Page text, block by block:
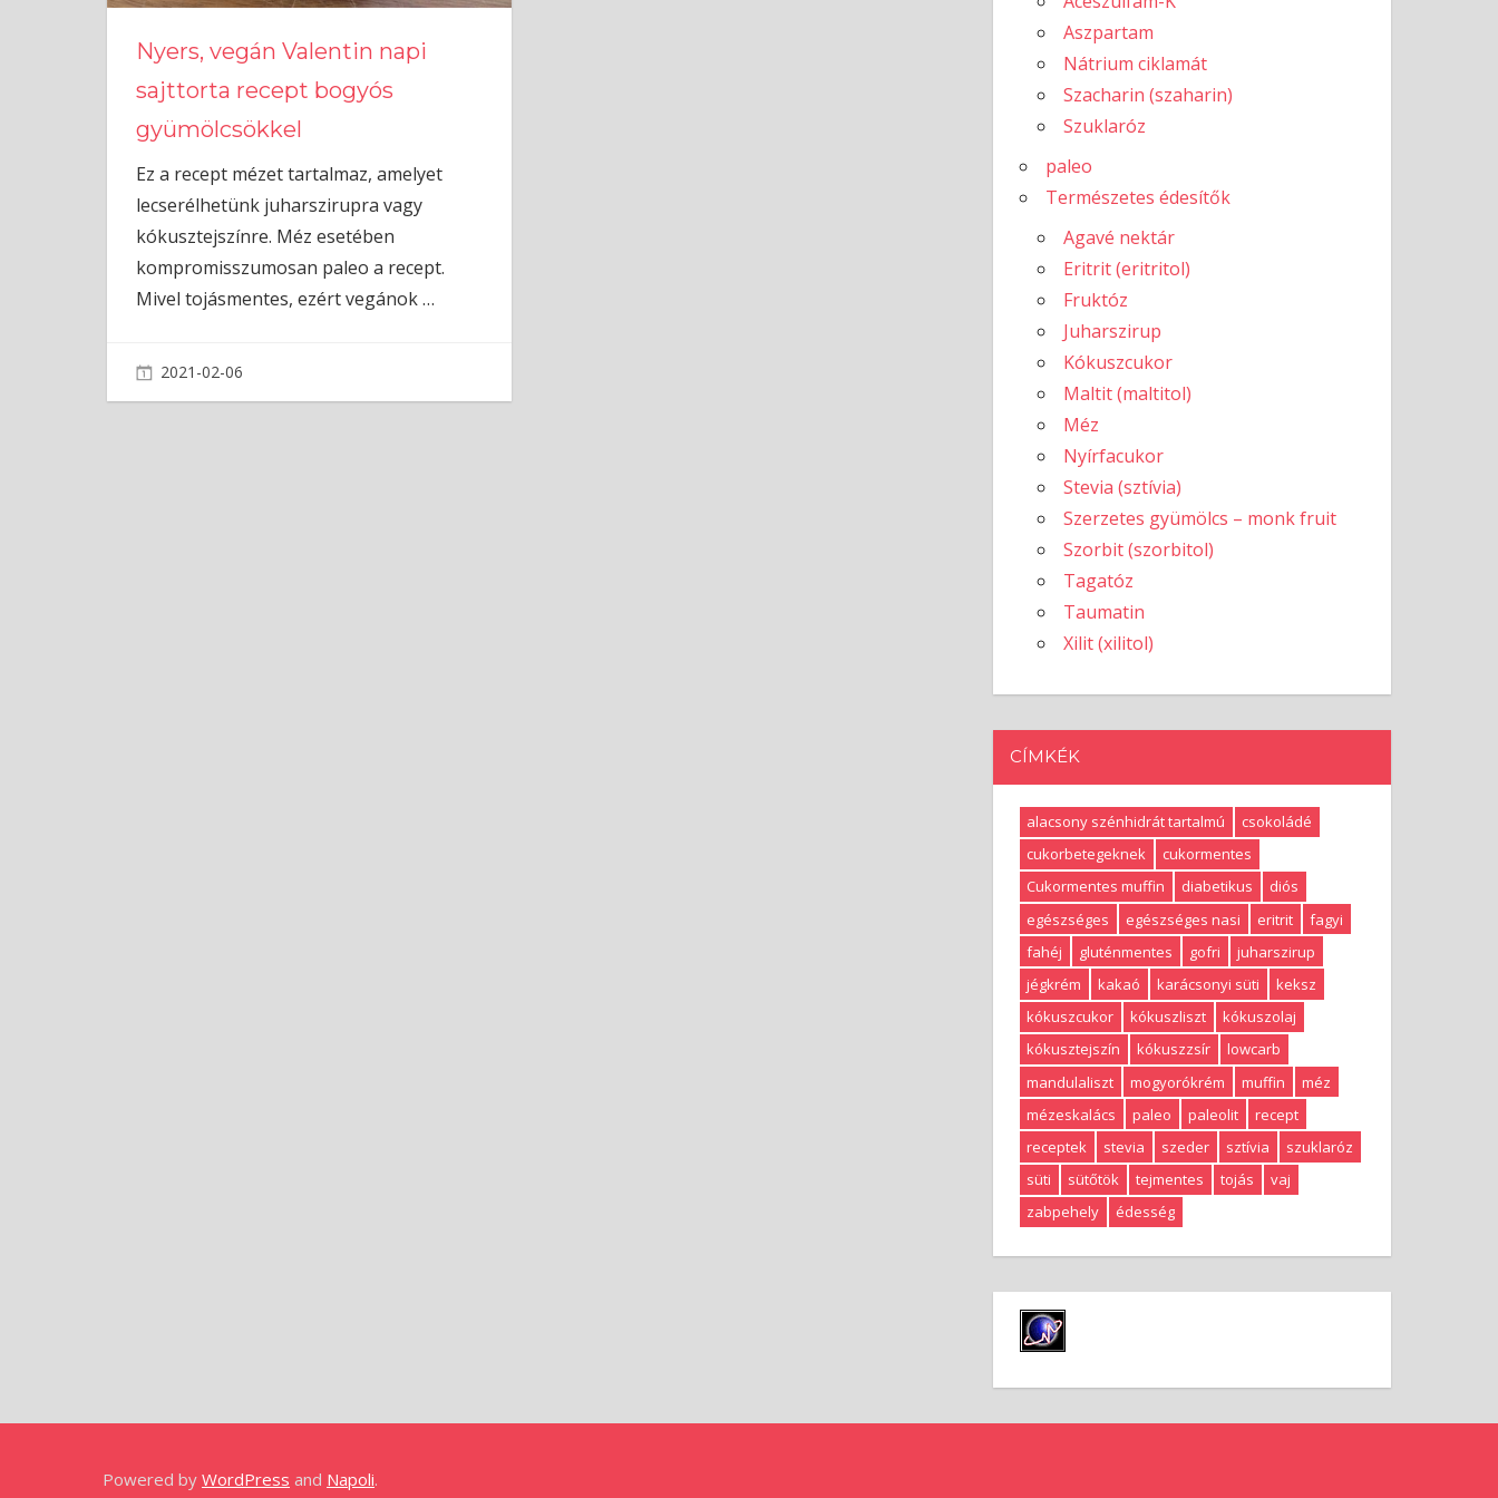
Nyers, vegán Valentin napi
sajttorta recept bogyós
gyümölcsökkel
Ez a recept mézet tartalmaz, amelyet
lecserélhetünk juharszirupra vagy
kókusztejszínre. Méz esetében
kompromisszumosan paleo a recept.
Mivel tojásmentes, ezért vegánok…
2021-02-06
Aszpartam
Nátrium ciklamát
Szacharin (szaharin)
Szuklaróz
paleo
Természetes édesítők
Agavé nektár
Eritrit (eritritol)
Fruktóz
Juharszirup
Kókuszcukor
Maltit (maltitol)
Méz
Nyírfacukor
Stevia (sztívia)
Szerzetes gyümölcs – monk fruit
Szorbit (szorbitol)
Tagatóz
Taumatin
Xilit (xilitol)
CÍMKÉK
alacsony szénhidrát tartalmú
csokoládé
cukorbetegeknek
cukormentes
Cukormentes muffin
diabetikus
diós
egészséges
egészséges nasi eritrit
fagyi
fahéj
gluténmentes gofri
juharszirup
jégkrém
kakaó karácsonyi süti
keksz
kókuszcukor
kókuszliszt
kókuszolaj
kókusztejszín
kókuszzsír
lowcarb
mandulaliszt
mogyorókrém muffin
méz
mézeskalács
paleo paleolit
recept
receptek
stevia szeder sztívia
szuklaróz
süti
sütőtök tejmentes tojás
vaj
zabpehely
édesség
Powered by WordPress and Napoli.